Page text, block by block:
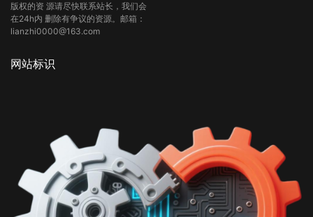
版权的资 源请尽快联系站长，我们会
在24h内 删除有争议的资源。邮箱：
lianzhi0000@163.com
网站标识